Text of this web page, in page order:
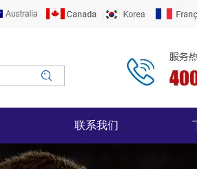
联系我们